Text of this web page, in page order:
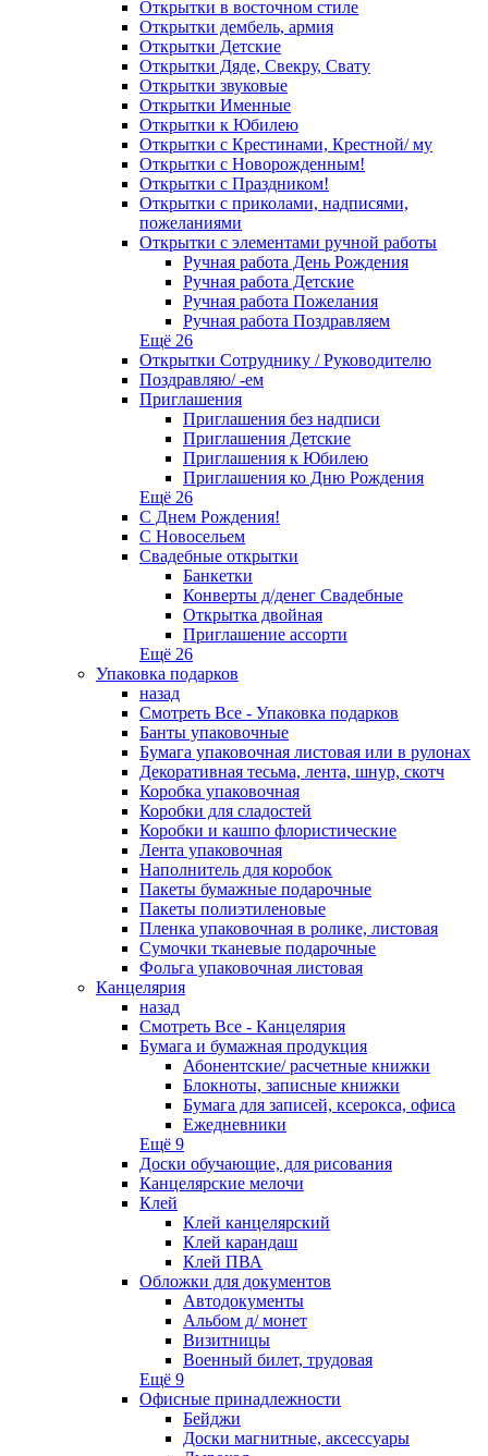
Открытки в восточном стиле
Открытки дембель, армия
Открытки Детские
Открытки Дяде, Свекру, Свату
Открытки звуковые
Открытки Именные
Открытки к Юбилею
Открытки с Крестинами, Крестной/ му
Открытки с Новорожденным!
Открытки с Праздником!
Открытки с приколами, надписями,
пожеланиями
Открытки с элементами ручной работы
Ручная работа День Рождения
Ручная работа Детские
Ручная работа Пожелания
Ручная работа Поздравляем
Ещё 26
Открытки Сотруднику / Руководителю
Поздравляю/ -ем
Приглашения
Приглашения без надписи
Приглашения Детские
Приглашения к Юбилею
Приглашения ко Дню Рождения
Ещё 26
С Днем Рождения!
С Новосельем
Свадебные открытки
Банкетки
Конверты д/денег Свадебные
Открытка двойная
Приглашение ассорти
Ещё 26
Упаковка подарков
назад
Смотреть Все - Упаковка подарков
Банты упаковочные
Бумага упаковочная листовая или в рулонах
Декоративная тесьма, лента, шнур, скотч
Коробка упаковочная
Коробки для сладостей
Коробки и кашпо флористические
Лента упаковочная
Наполнитель для коробок
Пакеты бумажные подарочные
Пакеты полиэтиленовые
Пленка упаковочная в ролике, листовая
Сумочки тканевые подарочные
Фольга упаковочная листовая
Канцелярия
назад
Смотреть Все - Канцелярия
Бумага и бумажная продукция
Абонентские/ расчетные книжки
Блокноты, записные книжки
Бумага для записей, ксерокса, офиса
Ежедневники
Ещё 9
Доски обучающие, для рисования
Канцелярские мелочи
Клей
Клей канцелярский
Клей карандаш
Клей ПВА
Обложки для документов
Автодокументы
Альбом д/ монет
Визитницы
Военный билет, трудовая
Ещё 9
Офисные принадлежности
Бейджи
Доски магнитные, аксессуары